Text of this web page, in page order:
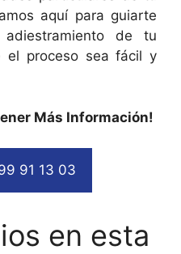
aquí para guiarte
de tu
el proceso sea fácil y
Más Información!
91 13 03
en esta